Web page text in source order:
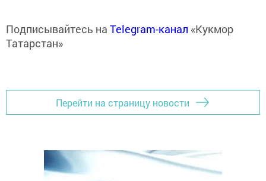
Подписывайтесь на Telegram-канал «Кукмор
Татарстан»
Перейти на страницу новости